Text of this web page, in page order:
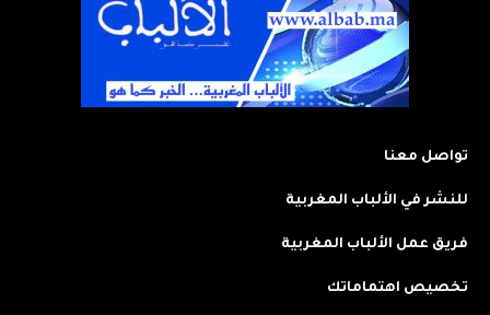
تواصل معنا
للنشر في الألباب المغربية
فريق عمل الألباب المغربية
تخصيص اهتماماتك